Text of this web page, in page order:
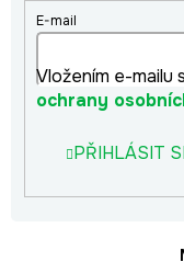
E-mail
Vložením e-mailu
ochrany
PŘIHLÁSIT